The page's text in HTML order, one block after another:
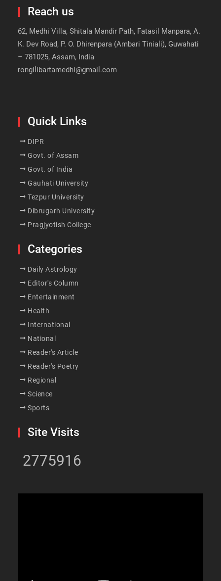
Reach us
62, Medhi Villa, Shitala Mandir Path, Fatasil Manpara, A.
K. Dev Road, P. O. Dhirenpara (Ambari Tiniali), Guwahati
– 781025, Assam, India
rongilibartamedhi@gmail.com
Quick Links
DIPR
Govt. of Assam
Govt. of India
Gauhati University
Tezpur University
Dibrugarh University
Pragjyotish College
Categories
Daily Astrology
Editor's Column
Entertainment
Health
International
National
Reader's Article
Reader's Poetry
Regional
Science
Sports
Site Visits
2775916